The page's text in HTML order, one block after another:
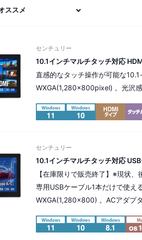
センチュリー
10.1インチマルチタッチ対応
直感的なタッチ操作が可能な
WXGA(1,280×800pixel) 。光沢
センチュリー
10.1インチマルチタッチ対応
【在庫限りで販売終了】※現状、
専用USBケーブル1本だけで使え
WXGA(1,280×800) 。ACアダプ